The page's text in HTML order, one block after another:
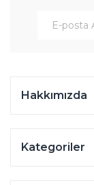
Hakkımızda
Kategoriler